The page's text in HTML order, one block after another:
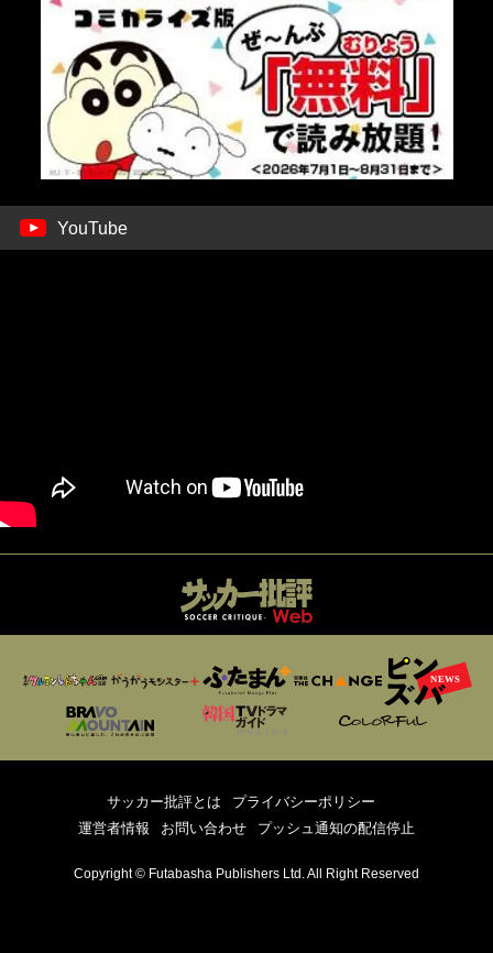
YouTube
サッカー批評とは
プライバシーポリシー
運営者情報
お問い合わせ プッシュ通知の配信停止
Copyright © Futabasha Publishers Ltd. All Right Reserved